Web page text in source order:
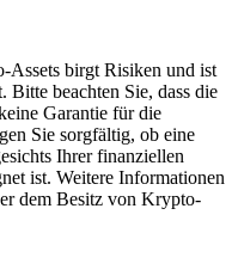
Assets birgt Risiken und ist
Bitte beachten Sie, dass die
Garantie für die
Sie sorgfältig, ob eine
Ihrer finanziellen
ist. Weitere Informationen
dem Besitz von Krypto-